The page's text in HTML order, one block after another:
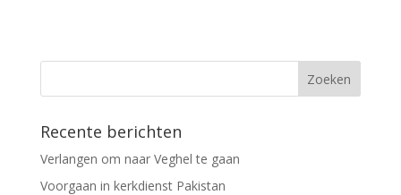
Recente berichten
Verlangen om naar Veghel te gaan
Voorgaan in kerkdienst Pakistan